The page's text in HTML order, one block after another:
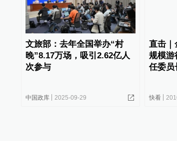
文旅部：去年全国举办“村
晚”8.17万场，吸引2.62亿人
次参与
中国政库 2025-09-29
直击｜
规模游
任委员
快看